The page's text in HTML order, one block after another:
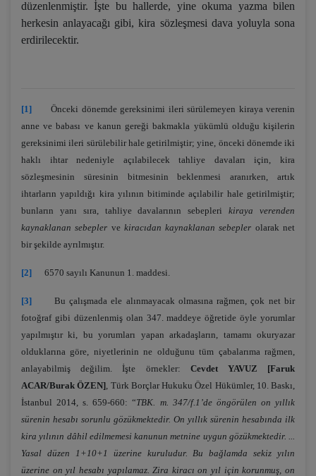
düzenlenmiştir. İşte bu hallerde, yine okuma yazma bilen
herkesin anlayacağı gibi, kira sözleşmesi dava yoluyla sona
erdirilecektir.
[1]
Önceki dönemde gereksinimi ileri sürülemeyen kiraya verenin
anne ve babası ve kanun gereği bakmakla yükümlü olduğu kişilerin
gereksinimi ileri sürülebilir hale getirilmiştir; yine, önceki dönemde iki
haklı ihtar nedeniyle açılabilecek tahliye davaları için, kira
sözleşmesinin süresinin bitmesinin beklenmesi aranırken, artık
ihtarların yapıldığı kira yılının bitiminde açılabilir hale getirilmiştir;
bunların yanı sıra, tahliye davalarının sebeplerikiraya verenden
kaynaklanan sebepler ve kiracıdan kaynaklanan sebepler olarak net
bir şekilde ayrılmıştır.
[2] 6570 sayılı Kanunun 1. maddesi.
[3]
Bu çalışmada ele alınmayacak olmasına rağmen, çok net bir
fotoğraf gibi düzenlenmiş olan 347. maddeye öğretide öyle yorumlar
yapılmıştır ki, bu yorumları yapan arkadaşların, tamamı okuryazar
olduklarına göre, niyetlerinin ne olduğunu tüm çabalarıma rağmen,
anlayabilmiş değilim. İşte örnekler: Cevdet YAVUZ [Faruk
ACAR/Burak ÖZEN], Türk Borçlar Hukuku Özel Hükümler, 10. Baskı,
İstanbul 2014, s. 659-660: “TBK. m. 347/f.1’de öngörülen on yıllık
sürenin hesabı sorunlu gözükmektedir. On yıllık sürenin hesabında ilk
kira yılının dâhil edilmemesi kanunun metnine uygun gözükmektedir. ...
Yasal düzen 1+10+1 üzerine kuruludur. Bu bağlamda sekiz yılın
üzerine on yıl hesabı yapılamaz. Zira kiracı on yıl için korunmuş, on